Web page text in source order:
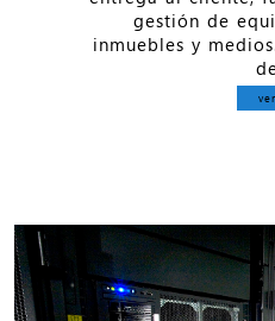
gestión de
inmuebles y
ver